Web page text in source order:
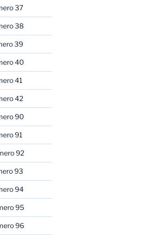
37
38
39
40
41
42
90
91
92
93
94
95
96